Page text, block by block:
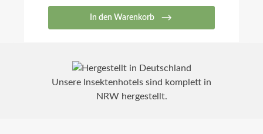
In den Warenkorb
Unsere Insektenhotels sind komplett in
NRW hergestellt.